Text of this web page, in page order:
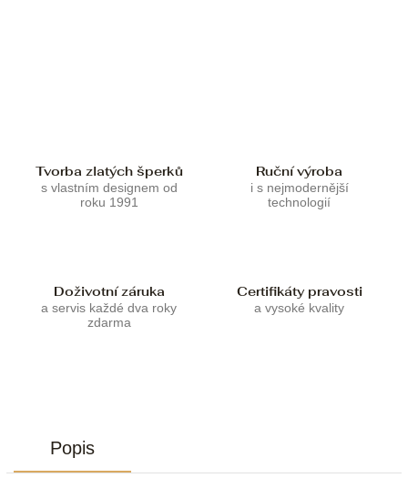
Tvorba zlatých šperků
s vlastním designem od
roku 1991
Ruční výroba
i s nejmodernější
technologií
Doživotní záruka
a servis každé dva roky
zdarma
Certifikáty pravosti
a vysoké kvality
Popis